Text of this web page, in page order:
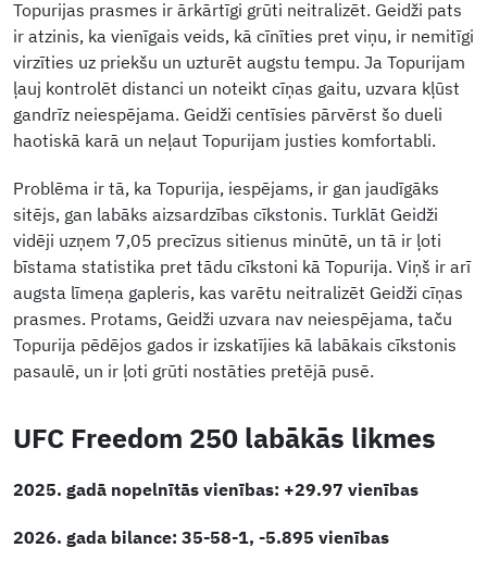
Topurijas prasmes ir ārkārtīgi grūti neitralizēt. Geidži pats
ir atzinis, ka vienīgais veids, kā cīnīties pret viņu, ir nemitīgi
virzīties uz priekšu un uzturēt augstu tempu. Ja Topurijam
ļauj kontrolēt distanci un noteikt cīņas gaitu, uzvara kļūst
gandrīz neiespējama. Geidži centīsies pārvērst šo dueli
haotiskā karā un neļaut Topurijam justies komfortabli.
Problēma ir tā, ka Topurija, iespējams, ir gan jaudīgāks
sitējs, gan labāks aizsardzības cīkstonis. Turklāt Geidži
vidēji uzņem 7,05 precīzus sitienus minūtē, un tā ir ļoti
bīstama statistika pret tādu cīkstoni kā Topurija. Viņš ir arī
augsta līmeņa gapleris, kas varētu neitralizēt Geidži cīņas
prasmes. Protams, Geidži uzvara nav neiespējama, taču
Topurija pēdējos gados ir izskatījies kā labākais cīkstonis
pasaulē, un ir ļoti grūti nostāties pretējā pusē.
UFC Freedom 250 labākās likmes
2025. gadā nopelnītās vienības: +29.97 vienības
2026. gada bilance: 35-58-1, -5.895 vienības